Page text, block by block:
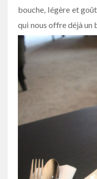
bouche, légère et
qui nous offre déjà un